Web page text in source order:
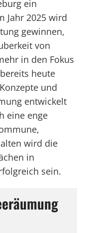
ein
Jahr 2025 wird
gewinnen,
von
in den Fokus
heute
und
entwickelt
eine enge
wird die
in
sein.